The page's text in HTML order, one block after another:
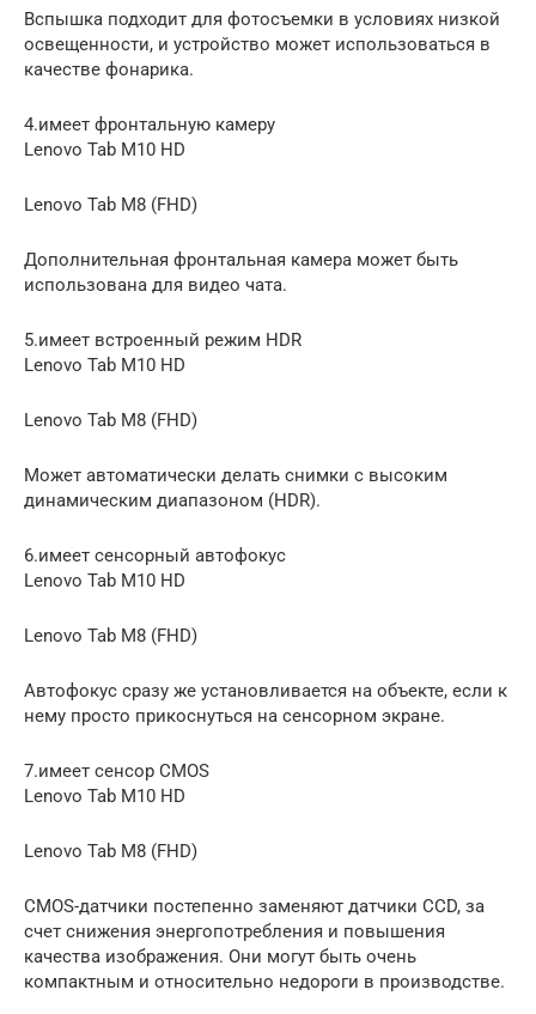
Вспышка подходит для фотосъемки в условиях низкой
освещенности, и устройство может использоваться в
качестве фонарика.
4.имеет фронтальную камеру
Lenovo Tab M10 HD
Lenovo Tab M8 (FHD)
Дополнительная фронтальная камера может быть
использована для видео чата.
5.имеет встроенный режим HDR
Lenovo Tab M10 HD
Lenovo Tab M8 (FHD)
Может автоматически делать снимки с высоким
динамическим диапазоном (HDR).
6.имеет сенсорный автофокус
Lenovo Tab M10 HD
Lenovo Tab M8 (FHD)
Автофокус сразу же установливается ​​на объекте, если к
нему просто прикоснуться на сенсорном экране.
7.имеет сенсор CMOS
Lenovo Tab M10 HD
Lenovo Tab M8 (FHD)
CMOS-датчики постепенно заменяют датчики CCD, за
счет снижения энергопотребления и повышения
качества изображения. Они могут быть очень
компактным и относительно недороги в производстве.